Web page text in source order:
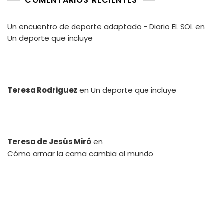
Un encuentro de deporte adaptado - Diario EL SOLen
Un deporte que incluye
Teresa Rodriguez en Un deporte que incluye
Teresa de Jesús Miróen
Cómo armar la cama cambia al mundo